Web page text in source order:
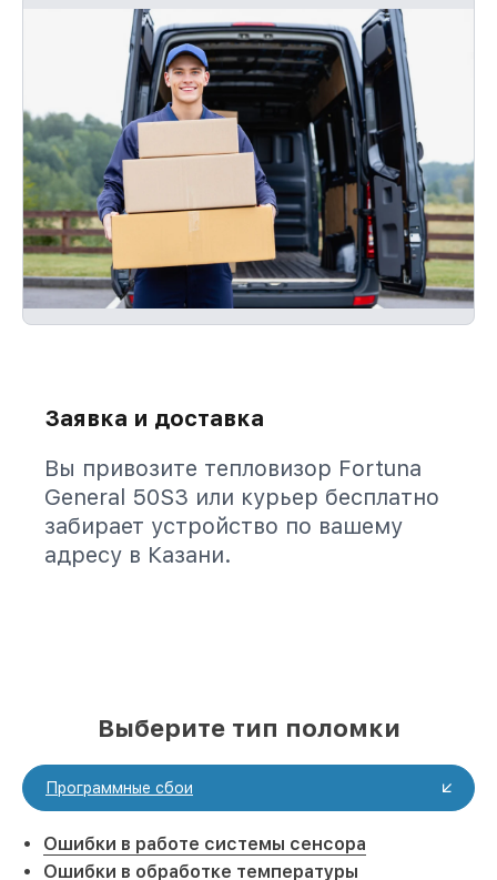
Заявка и доставка
Вы привозите тепловизор Fortuna
General 50S3 или курьер бесплатно
забирает устройство по вашему
адресу в Казани.
Выберите тип поломки
Программные сбои
Ошибки в работе системы сенсора
Ошибки в обработке температуры